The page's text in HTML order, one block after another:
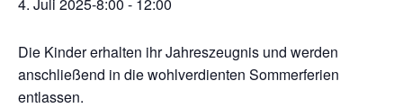
Die Kinder erhalten ihr Jahreszeugnis und werden
anschließend in die wohlverdienten Sommerferien
entlassen.